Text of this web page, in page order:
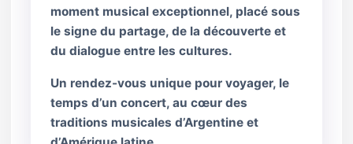
moment musical exceptionnel, placé sous
le signe du partage, de la découverte et
du dialogue entre les cultures.
Un rendez-vous unique pour voyager, le
temps d’un concert, au cœur des
traditions musicales d’Argentine et